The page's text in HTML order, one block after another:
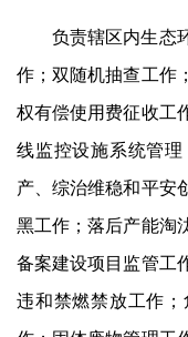
负责辖区内生态
作；双随机抽查工作
权有偿使用费征收工
线监控设施系统管
产、综治维稳和平安
黑工作；落后产能淘
备案建设项目监管工
违和禁燃禁放工作